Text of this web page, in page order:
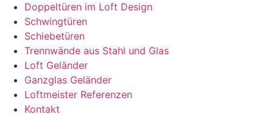
Doppeltüren im Loft Design
Schwingtüren
Schiebetüren
Trennwände aus Stahl und Glas
Loft Geländer
Ganzglas Geländer
Loftmeister Referenzen
Kontakt